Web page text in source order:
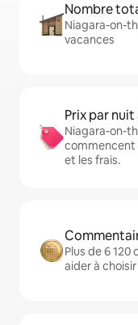
Nombre
Niagara-on-
vacances
Prix par
Niagara-on-
commencent
et les frais.
Plus de 6
aider à choisir